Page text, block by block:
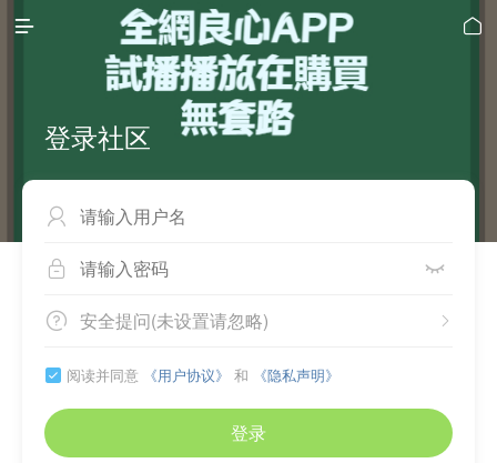
 
登录社区

 
 
安全提问(未设置请忽略)
 阅读并同意 《用户协议》 和 《隐私声明》
登录